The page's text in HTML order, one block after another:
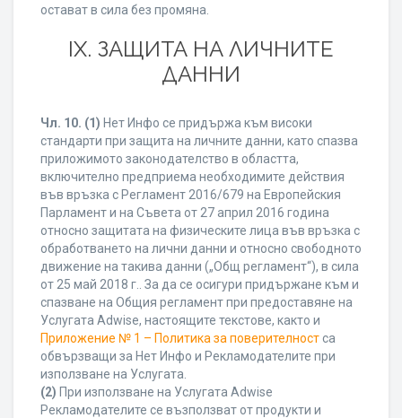
остават в сила без промяна.
IХ. ЗАЩИТА НА ЛИЧНИТЕ
ДАННИ
Чл. 10. (1) Нет Инфо се придържа към високи
стандарти при защита на личните данни, като спазва
приложимото законодателство в областта,
включително предприема необходимите действия
във връзка с Регламент 2016/679 на Европейския
Парламент и на Съвета от 27 април 2016 година
относно защитата на физическите лица във връзка с
обработването на лични данни и относно свободното
движение на такива данни („Общ регламент“), в сила
от 25 май 2018 г.. За да се осигури придържане към и
спазване на Общия регламент при предоставяне на
Услугата Adwise, настоящите текстове, както и
Приложение № 1 – Политика за поверителностса
обвързващи за Нет Инфо и Рекламодателите при
използване на Услугата.
(2) При използване на Услугата Adwise
Рекламодателите се възползват от продукти и